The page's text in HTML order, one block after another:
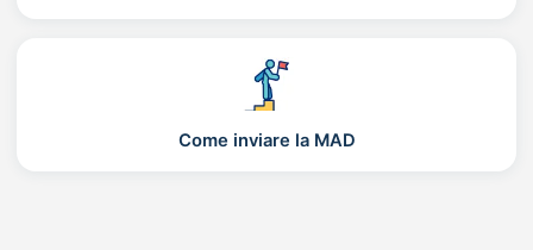
Come inviare la MAD